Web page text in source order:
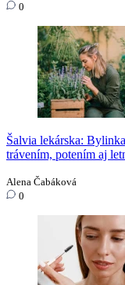
0
Šalvia lekárska:
trávením, potením aj
Alena Čabáková
0